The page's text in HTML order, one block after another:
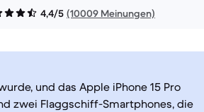
4,4/5 (10009 Meinungen)
und das Apple iPhone 15 Pro
zwei Flaggschiff-Smartphones, die